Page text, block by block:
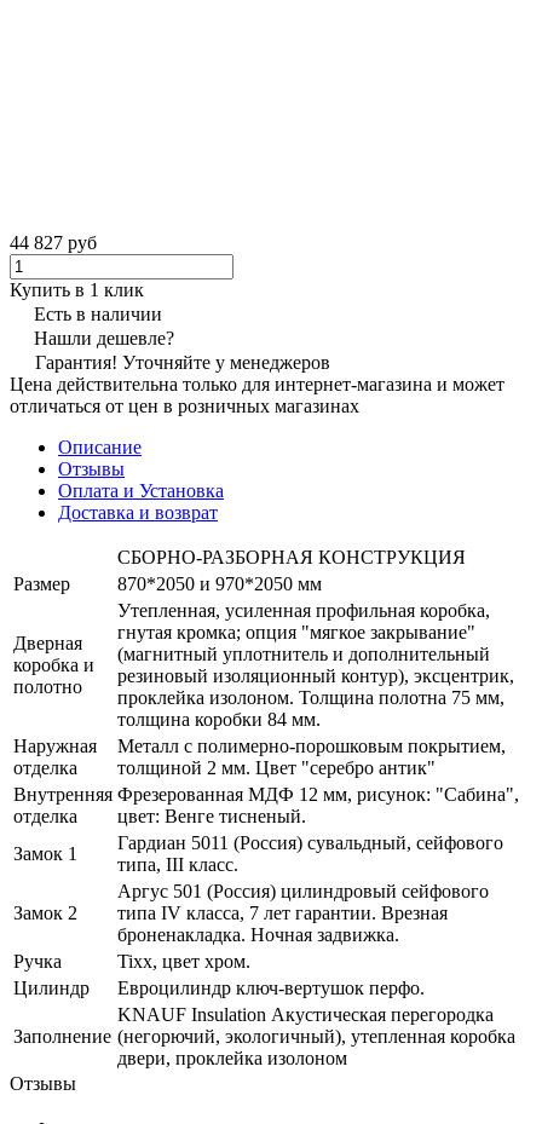
44 827 руб
Купить в 1 клик
Есть в наличии
Нашли дешевле?
Гарантия! Уточняйте у менеджеров
Цена действительна только для интернет-магазина и может
отличаться от цен в розничных магазинах
Описание
Отзывы
Оплата и Установка
Доставка и возврат
СБОРНО-РАЗБОРНАЯ КОНСТРУКЦИЯ
Размер
870*2050 и 970*2050 мм
Дверная
коробка и
полотно
Утепленная, усиленная профильная коробка,
гнутая кромка; опция "мягкое закрывание"
(магнитный уплотнитель и дополнительный
резиновый изоляционный контур), эксцентрик,
проклейка изолоном. Толщина полотна 75 мм,
толщина коробки 84 мм.
Наружная
отделка
Металл с полимерно-порошковым покрытием,
толщиной 2 мм. Цвет "серебро антик"
Внутренняя
отделка
Фрезерованная МДФ 12 мм, рисунок: "Сабина",
цвет: Венге тисненый.
Замок 1
Гардиан 5011 (Россия) сувальдный, сейфового
типа, III класс.
Замок 2
Аргус 501 (Россия) цилиндровый сейфового
типа IV класса, 7 лет гарантии. Врезная
броненакладка. Ночная задвижка.
Ручка
Tixx, цвет хром.
Цилиндр
Евроцилиндр ключ-вертушок перфо.
Заполнение
KNAUF Insulation Акустическая перегородка
(негорючий, экологичный), утепленная коробка
двери, проклейка изолоном
Отзывы